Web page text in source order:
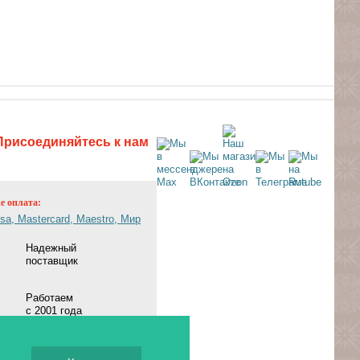
к нам
оплата:
Надежный
поставщик
Работаем
с 2001 года